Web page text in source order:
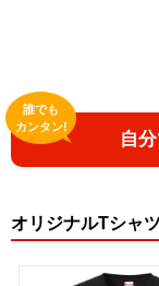
自
誰でも
カンタン!
オリジナルTシャ